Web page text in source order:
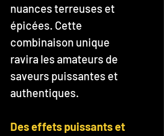
nuances terreuses et
épicées. Cette
combinaison unique
ravira les amateurs de
saveurs puissantes et
authentiques.
Des effets puissants et